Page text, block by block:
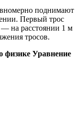
поднимают
Первый трос
— на расстоянии 1 м
тросов.
физике Уравнение